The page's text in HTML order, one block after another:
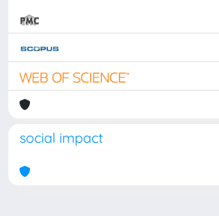
social impact